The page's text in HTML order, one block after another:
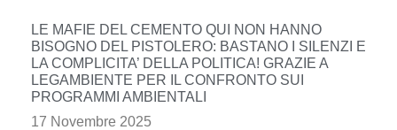
LE MAFIE DEL CEMENTO QUI NON HANNO
BISOGNO DEL PISTOLERO: BASTANO I SILENZI E
LA COMPLICITA’ DELLA POLITICA! GRAZIE A
LEGAMBIENTE PER IL CONFRONTO SUI
PROGRAMMI AMBIENTALI
17 Novembre 2025